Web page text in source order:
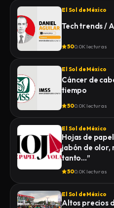
El Sol de México
Tech trends /
500.0K lecturas
El Sol de México
Cáncer de
tiempo
500.0K lecturas
El Sol de México
Hojas de
jabón de olor,
tanto…”
500.0K lecturas
El Sol de México
Altos precios